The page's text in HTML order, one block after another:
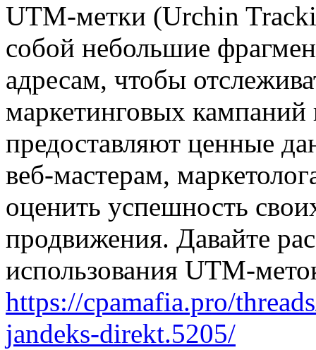
UTM-метки (Urchin
собой небольшие
адресам, чтобы
маркетинговых
предоставляют ценные
веб-мастерам,
оценить успешность
продвижения. Давайте
использования UTM-
https://cpamafia.pro/
jandeks-direkt.5205/